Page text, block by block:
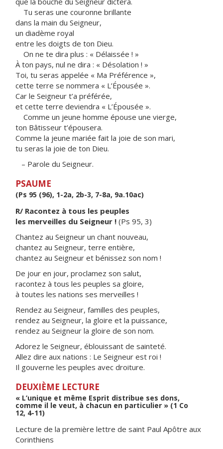
Tu seras une couronne brillante
dans la main du Seigneur,
un diadème royal
entre les doigts de ton Dieu.
On ne te dira plus : « Délaissée ! »
À ton pays, nul ne dira : « Désolation ! »
Toi, tu seras appelée « Ma Préférence »,
cette terre se nommera « L’Épousée ».
Car le Seigneur t’a préférée,
et cette terre deviendra « L’Épousée ».
Comme un jeune homme épouse une vierge,
ton Bâtisseur t’épousera.
Comme la jeune mariée fait la joie de son mari,
tu seras la joie de ton Dieu.
– Parole du Seigneur.
PSAUME
(Ps 95 (96), 1-2a, 2b-3, 7-8a, 9a.10ac)
R/ Racontez à tous les peuples
les merveilles du Seigneur ! (Ps 95, 3)
Chantez au Seigneur un chant nouveau,
chantez au Seigneur, terre entière,
chantez au Seigneur et bénissez son nom !
De jour en jour, proclamez son salut,
racontez à tous les peuples sa gloire,
à toutes les nations ses merveilles !
Rendez au Seigneur, familles des peuples,
rendez au Seigneur, la gloire et la puissance,
rendez au Seigneur la gloire de son nom.
Adorez le Seigneur, éblouissant de sainteté.
Allez dire aux nations : Le Seigneur est roi !
Il gouverne les peuples avec droiture.
DEUXIÈME LECTURE
« L’unique et même Esprit distribue ses dons,
comme il le veut, à chacun en particulier » (1 Co
12, 4-11)
Lecture de la première lettre de saint Paul Apôtre aux
Corinthiens